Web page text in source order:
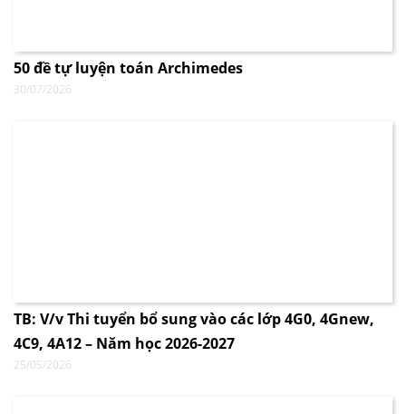
50 đề tự luyện toán Archimedes
30/07/2026
TB: V/v Thi tuyển bổ sung vào các lớp 4G0, 4Gnew,
4C9, 4A12 – Năm học 2026-2027
25/05/2026